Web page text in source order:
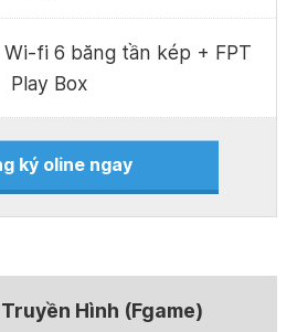
fi 6 băng tần kép + FPT
Play Box
ký oline ngay
Hình (Fgame)